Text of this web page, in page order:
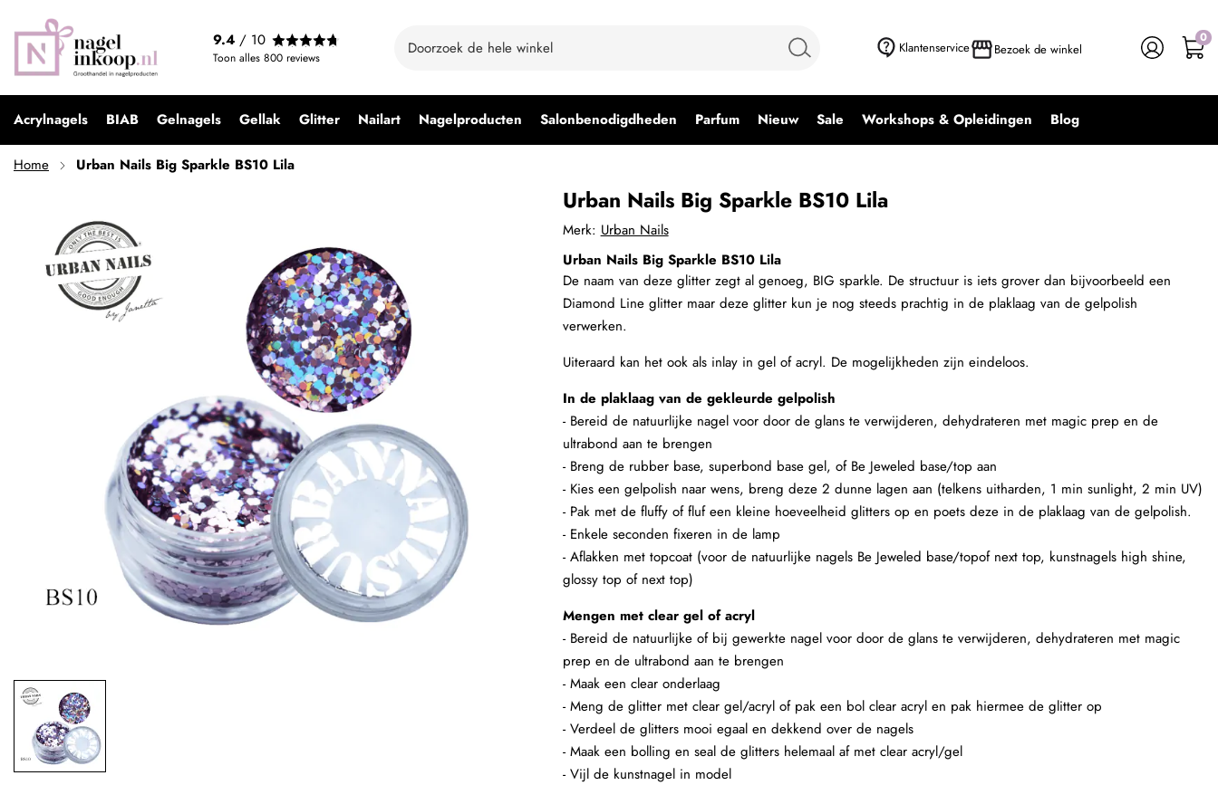
Klantenservice Bezoek de winkel
9.4 / 10
Toon alles 800 reviews
0
Acrylnagels BIAB Gelnagels Gellak Glitter Nailart Nagelproducten Salonbenodigdheden Parfum Nieuw Sale Workshops & Opleidingen Blog
Home Urban Nails Big Sparkle BS10 Lila
Urban Nails Big Sparkle BS10 Lila
Urban Nails Big Sparkle BS10 Lila
€ 2,49
+ In winkelwagen
Merk: Urban Nails
Urban Nails Big Sparkle BS10 Lila
De naam van deze glitter zegt al genoeg, BIG sparkle. De structuur is iets grover dan bijvoorbeeld een
Diamond Line glitter maar deze glitter kun je nog steeds prachtig in de plaklaag van de gelpolish
verwerken.
Uiteraard kan het ook als inlay in gel of acryl. De mogelijkheden zijn eindeloos.
In de plaklaag van de gekleurde gelpolish
- Bereid de natuurlijke nagel voor door de glans te verwijderen, dehydrateren met magic prep en de
ultrabond aan te brengen
- Breng de rubber base, superbond base gel, of Be Jeweled base/top aan
- Kies een gelpolish naar wens, breng deze 2 dunne lagen aan (telkens uitharden, 1 min sunlight, 2 min UV)
- Pak met de fluffy of fluf een kleine hoeveelheid glitters op en poets deze in de plaklaag van de gelpolish.
- Enkele seconden fixeren in de lamp
- Aflakken met topcoat (voor de natuurlijke nagels Be Jeweled base/topof next top, kunstnagels high shine,
glossy top of next top)
Mengen met clear gel of acryl
- Bereid de natuurlijke of bij gewerkte nagel voor door de glans te verwijderen, dehydrateren met magic
prep en de ultrabond aan te brengen
- Maak een clear onderlaag
- Meng de glitter met clear gel/acryl of pak een bol clear acryl en pak hiermee de glitter op
- Verdeel de glitters mooi egaal en dekkend over de nagels
- Maak een bolling en seal de glitters helemaal af met clear acryl/gel
- Vijl de kunstnagel in model